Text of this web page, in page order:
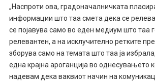
„Наспроти ова, градоначалничката
информации што таа смета дека се
се појавува само во еден медиум што таа
релевантен, а на исклучително ретките
зборува само на темата што таа ја
една крајна ароганција во однесувањето
надевам дека ваквиот начин на